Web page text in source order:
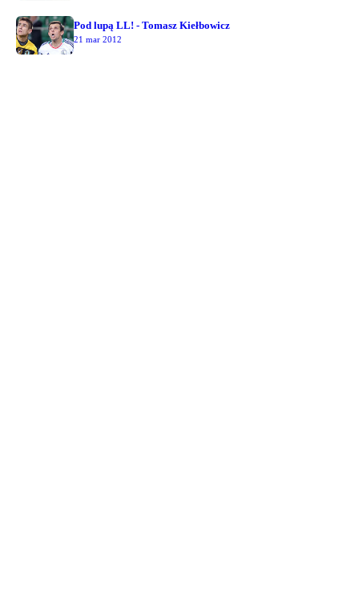
Pod lupą LL! - Tomasz Kiełbowicz
21 mar 2012